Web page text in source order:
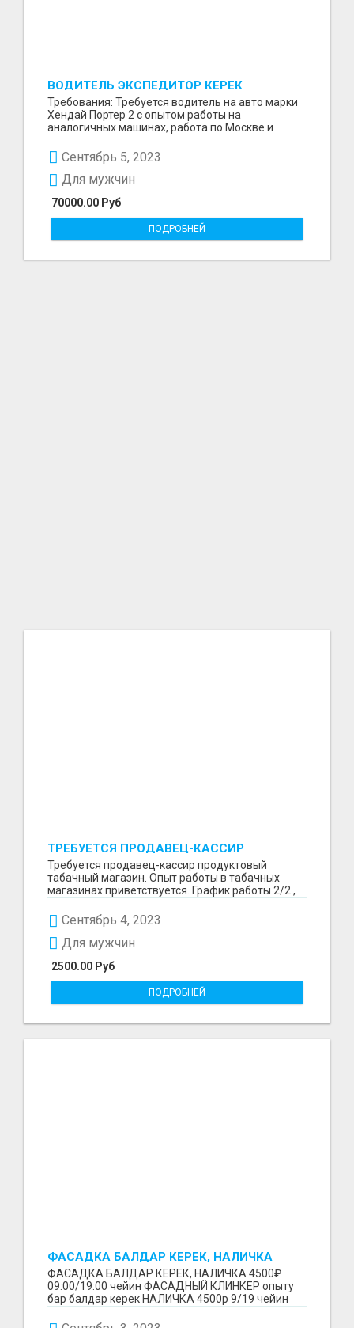
ВОДИТЕЛЬ ЭКСПЕДИТОР КЕРЕК
Требования: Требуется водитель на авто марки
Хендай Портер 2 с опытом работы на
аналогичных машинах, работа по Москве и
Сентябрь 5, 2023
70000.00 Руб
Для мужчин
ПОДРОБНЕЙ
ТРЕБУЕТСЯ ПРОДАВЕЦ-КАССИР
ПРОДУКТОВЫЙ ТАБАЧНЫЙ МАГАЗИН.
Требуется продавец-кассир продуктовый
табачный магазин. Опыт работы в табачных
магазинах приветствуется. График работы 2/2 ,
Сентябрь 4, 2023
2500.00 Руб
Для мужчин
ПОДРОБНЕЙ
ФАСАДКА БАЛДАР КЕРЕК, НАЛИЧКА
4500₽
ФАСАДКА БАЛДАР КЕРЕК, НАЛИЧКА 4500₽
09:00/19:00 чейин ФАСАДНЫЙ КЛИНКЕР опыту
бар балдар керек НАЛИЧКА 4500р 9/19 чейин